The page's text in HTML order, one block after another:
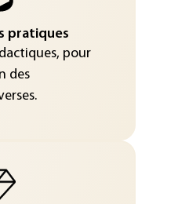
pratiques
pour
des